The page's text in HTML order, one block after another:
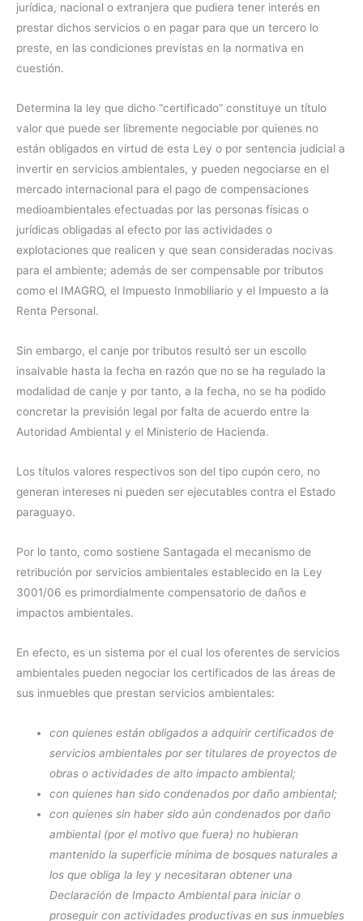
jurídica, nacional o extranjera que pudiera tener interés en
prestar dichos servicios o en pagar para que un tercero lo
preste, en las condiciones previstas en la normativa en
cuestión.
Determina la ley que dicho “certificado” constituye un título
valor que puede ser libremente negociable por quienes no
están obligados en virtud de esta Ley o por sentencia judicial a
invertir en servicios ambientales, y pueden negociarse en el
mercado internacional para el pago de compensaciones
medioambientales efectuadas por las personas físicas o
jurídicas obligadas al efecto por las actividades o
explotaciones que realicen y que sean consideradas nocivas
para el ambiente; además de ser compensable por tributos
como el IMAGRO, el Impuesto Inmobiliario y el Impuesto a la
Renta Personal.
Sin embargo, el canje por tributos resultó ser un escollo
insalvable hasta la fecha en razón que no se ha regulado la
modalidad de canje y por tanto, a la fecha, no se ha podido
concretar la previsión legal por falta de acuerdo entre la
Autoridad Ambiental y el Ministerio de Hacienda.
Los títulos valores respectivos son del tipo cupón cero, no
generan intereses ni pueden ser ejecutables contra el Estado
paraguayo.
Por lo tanto, como sostiene Santagada el mecanismo de
retribución por servicios ambientales establecido en la Ley
3001/06 es primordialmente compensatorio de daños e
impactos ambientales.
En efecto, es un sistema por el cual los oferentes de servicios
ambientales pueden negociar los certificados de las áreas de
sus inmuebles que prestan servicios ambientales:
con quienes están obligados a adquirir certificados de
servicios ambientales por ser titulares de proyectos de
obras o actividades de alto impacto ambiental;
con quienes han sido condenados por daño ambiental;
con quienes sin haber sido aún condenados por daño
ambiental (por el motivo que fuera) no hubieran
mantenido la superficie mínima de bosques naturales a
los que obliga la ley y necesitaran obtener una
Declaración de Impacto Ambiental para iniciar o
proseguir con actividades productivas en sus inmuebles